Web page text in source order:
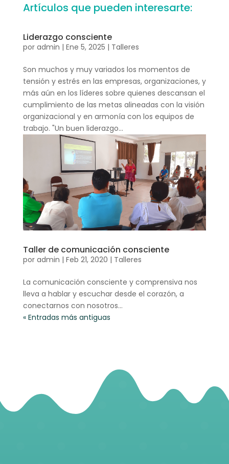
Artículos que pueden interesarte:
Liderazgo consciente
por admin | Ene 5, 2025 | Talleres
Son muchos y muy variados los momentos de
tensión y estrés en las empresas, organizaciones, y
más aún en los líderes sobre quienes descansan el
cumplimiento de las metas alineadas con la visión
organizacional y en armonía con los equipos de
trabajo. "Un buen liderazgo...
Taller de comunicación consciente
por admin | Feb 21, 2020 | Talleres
La comunicación consciente y comprensiva nos
lleva a hablar y escuchar desde el corazón, a
conectarnos con nosotros…
« Entradas más antiguas